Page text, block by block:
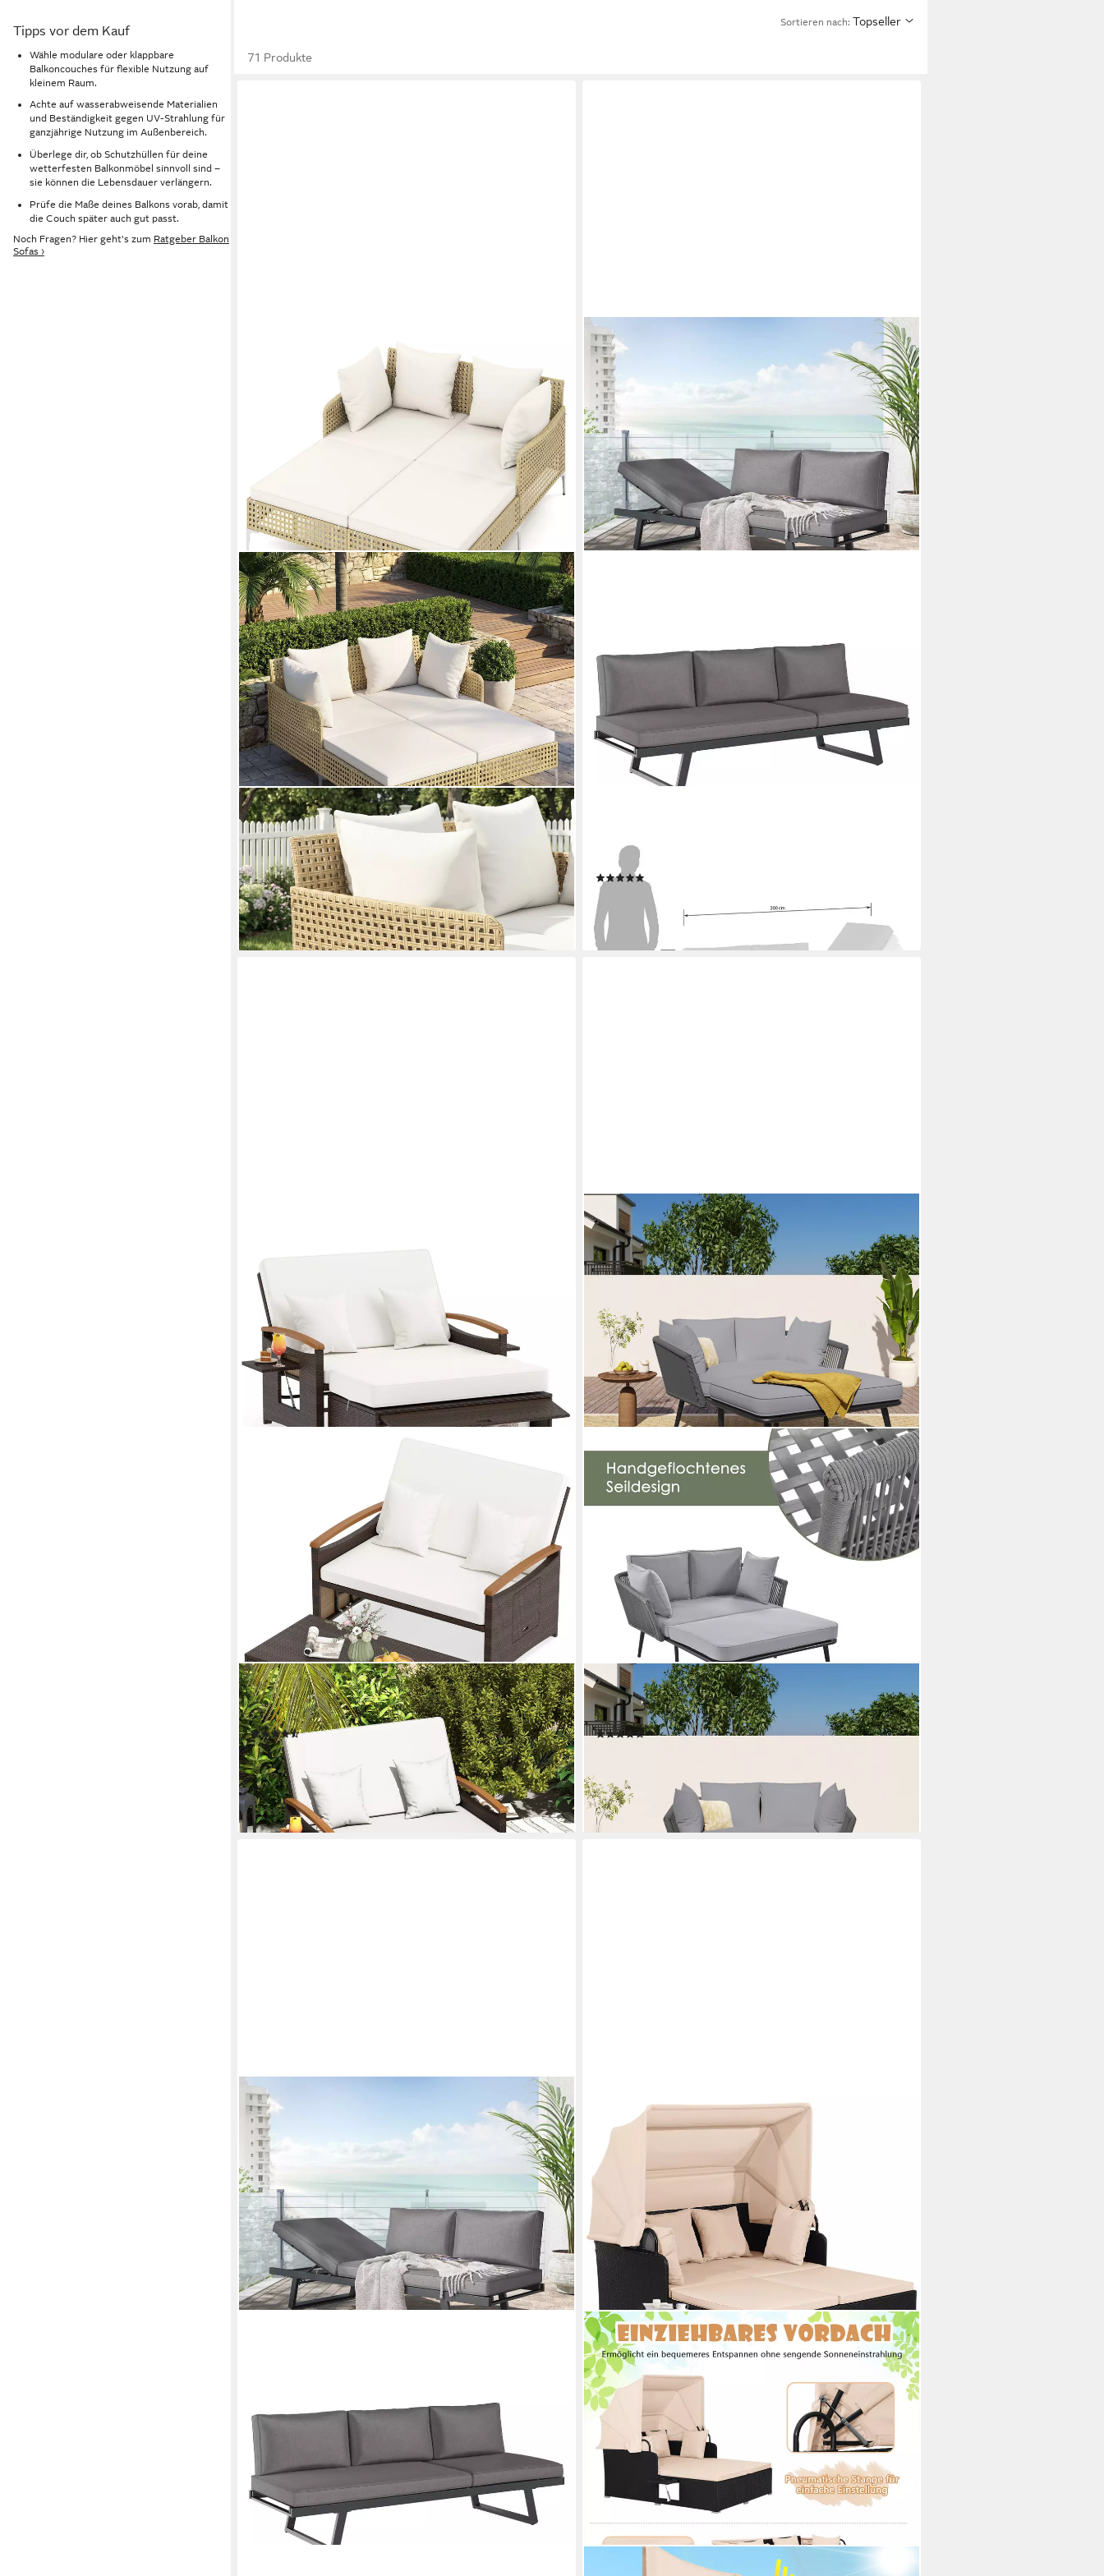
Tipps vor dem Kauf
Wähle modulare oder klappbare
Balkoncouches für flexible Nutzung auf
kleinem Raum.
Achte auf wasserabweisende Materialien
und Beständigkeit gegen UV-Strahlung für
ganzjährige Nutzung im Außenbereich.
Überlege dir, ob Schutzhüllen für deine
wetterfesten Balkonmöbel sinnvoll sind –
sie können die Lebensdauer verlängern.
Prüfe die Maße deines Balkons vorab, damit
die Couch später auch gut passt.
Noch Fragen? Hier geht's zum Ratgeber Balkon
Sofas ›
Sortieren nach: Topseller
71 Produkte
COSTWAY
Loungebett, Outdoor Sonnenliege 2 Personen Rattan mit
Kissen Gartenliege
339,99 € UVP427,99 €
-21%
lieferbar - in 4-5 Werktagen bei dir
Rostfrei, Witterungsbeständig, Atmungsaktiv, Reißfest
449,90 € UVP
-44%
lieferbar in 4 Wochen
COSTWAY
Loungebett outdoor, Rattan, 2-Personen, Gartenliege mit
verstellbarer Rückenlehne
(6)
339,99 €
-43%
lieferbar - in 3-4 Werktagen bei dir
+3
MERAX
Loungebett, mit Stahlrahmen und
Kissen,Gartenliege,Gartenlounge,Gartenmöbel
(3)
lieferbar - in 4-5 Werktagen bei dir